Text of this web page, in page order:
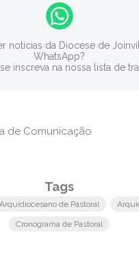
notícias da Diocese de
WhatsApp?
inscreva na nossa lista de
de Comunicação
Tags
de Pastoral
Cronograma de Pastoral